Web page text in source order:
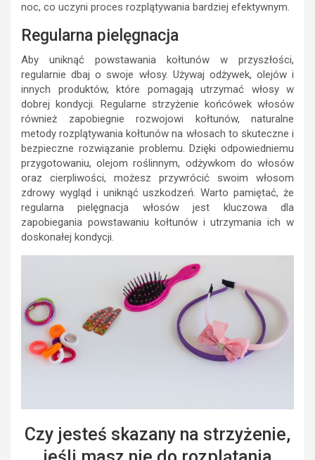
noc, co uczyni proces rozplątywania bardziej efektywnym.
Regularna pielęgnacja
Aby uniknąć powstawania kołtunów w przyszłości,
regularnie dbaj o swoje włosy. Używaj odżywek, olejów i
innych produktów, które pomagają utrzymać włosy w
dobrej kondycji. Regularne strzyżenie końcówek włosów
również zapobiegnie rozwojowi kołtunów, naturalne
metody rozplątywania kołtunów na włosach to skuteczne i
bezpieczne rozwiązanie problemu. Dzięki odpowiedniemu
przygotowaniu, olejom roślinnym, odżywkom do włosów
oraz cierpliwości, możesz przywrócić swoim włosom
zdrowy wygląd i uniknąć uszkodzeń. Warto pamiętać, że
regularna pielęgnacja włosów jest kluczowa dla
zapobiegania powstawaniu kołtunów i utrzymania ich w
doskonałej kondycji.
Czy jesteś skazany na strzyżenie,